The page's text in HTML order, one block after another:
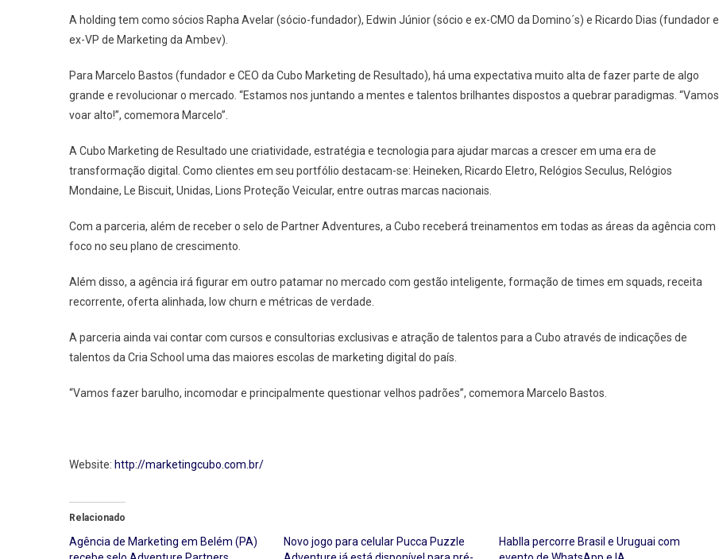
A holding tem como sócios Rapha Avelar (sócio-fundador), Edwin Júnior (sócio e ex-CMO da Domino´s) e Ricardo Dias (fundador e
ex-VP de Marketing da Ambev).
Para Marcelo Bastos (fundador e CEO da Cubo Marketing de Resultado), há uma expectativa muito alta de fazer parte de algo
grande e revolucionar o mercado. “Estamos nos juntando a mentes e talentos brilhantes dispostos a quebrar paradigmas. “Vamos
voar alto!”, comemora Marcelo”.
A Cubo Marketing de Resultado une criatividade, estratégia e tecnologia para ajudar marcas a crescer em uma era de
transformação digital. Como clientes em seu portfólio destacam-se: Heineken, Ricardo Eletro, Relógios Seculus, Relógios
Mondaine, Le Biscuit, Unidas, Lions Proteção Veicular, entre outras marcas nacionais.
Com a parceria, além de receber o selo de Partner Adventures, a Cubo receberá treinamentos em todas as áreas da agência com
foco no seu plano de crescimento.
Além disso, a agência irá figurar em outro patamar no mercado com gestão inteligente, formação de times em squads, receita
recorrente, oferta alinhada, low churn e métricas de verdade.
A parceria ainda vai contar com cursos e consultorias exclusivas e atração de talentos para a Cubo através de indicações de
talentos da Cria School uma das maiores escolas de marketing digital do país.
“Vamos fazer barulho, incomodar e principalmente questionar velhos padrões”, comemora Marcelo Bastos.
Website: http://marketingcubo.com.br/
Relacionado
Agência de Marketing em Belém (PA)
Novo jogo para celular Pucca Puzzle
Hablla percorre Brasil e Uruguai com